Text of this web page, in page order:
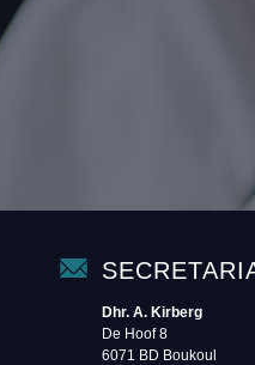
Dhr. A. Kirberg
De Hoof 8
6071 BD Boukoul